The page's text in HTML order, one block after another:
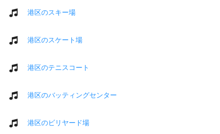
港区のスキー場
港区のスケート場
港区のテニスコート
港区のバッティングセンター
港区のビリヤード場